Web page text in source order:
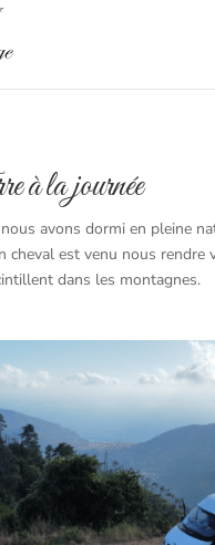
à la journée
avons dormi en pleine
cheval est venu nous
dans les montagnes.